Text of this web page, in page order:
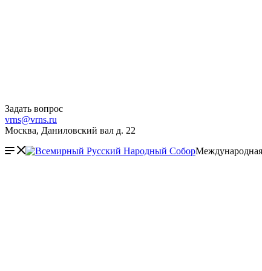
Задать вопрос
vrns@vrns.ru
Москва, Даниловский вал д. 22